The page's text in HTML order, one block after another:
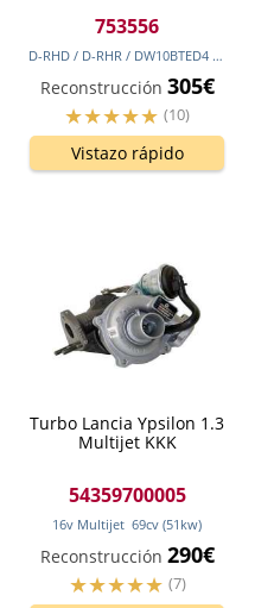
753556
D-RHD / D-RHR / DW10BTED4 136
Reconstrucción 305€
(10)
Vistazo rápido
Turbo Lancia Ypsilon 1.3
Multijet KKK
54359700005
16v Multijet 69cv (51 kw)
Reconstrucción 290€
(7)